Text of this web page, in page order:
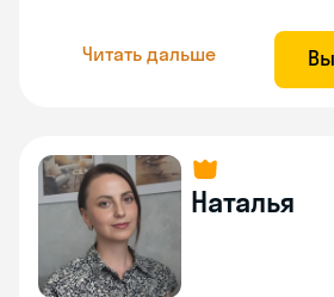
Читать дальше
Наталья